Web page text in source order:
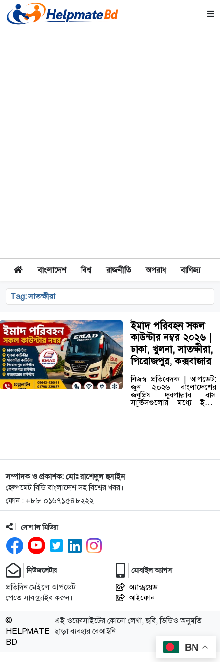
বাংলাদেশ বিশ্ব রাজনীতি অপরাধ বাণিজ্য
Tag:সাতক্ষীরা
ইমাদ পরিবহন সকল
কাউন্টার নম্বর ২০২৬ |
ঢাকা, খুলনা, সাতক্ষীরা,
পিরোজপুর, কক্সবাজার
নিজস্ব প্রতিবেদক | আপডেট:
জুন ২০২৬ বাংলাদেশের
জনপ্রিয় দূরপাল্লার বাস
সার্ভিসগুলোর মধ্যে ইমাদ
সুবিধার জন্য…
সম্পাদক ও প্রকাশক: মোঃ রাশেদুল হুসাইন
হেল্পমেট বিডি বাংলাদেশ সহ বিশ্বের খবর।
ফোন : +৮৮ ০১৬৭১৫৪৮২২২
সোশ্যাল মিডিয়া
নিউজলেটার
প্রতিদিন মেইলে আপডেট
পেতে সাবস্ক্রাইব করুন।
মোবাইল অ্যাপস
অ্যান্ড্রয়েড
আইফোন
©
HELPMATE
BD
এই ওয়েবসাইটের কোনো লেখা, ছবি, ভিডিও অনুমতি
ছাড়া ব্যবহার বেআইনি।
BN